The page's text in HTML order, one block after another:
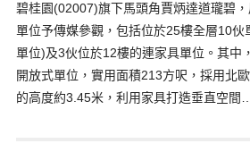
碧桂園(02007)旗下馬頭角賈炳達道瓏碧
單位予傳媒參觀，包括位於25樓全層10
單位)及3伙位於12樓的連家具單位。其中
開放式單位，實用面積213方呎，採用北
的高度約3.45米，利用家具打造垂直空間…